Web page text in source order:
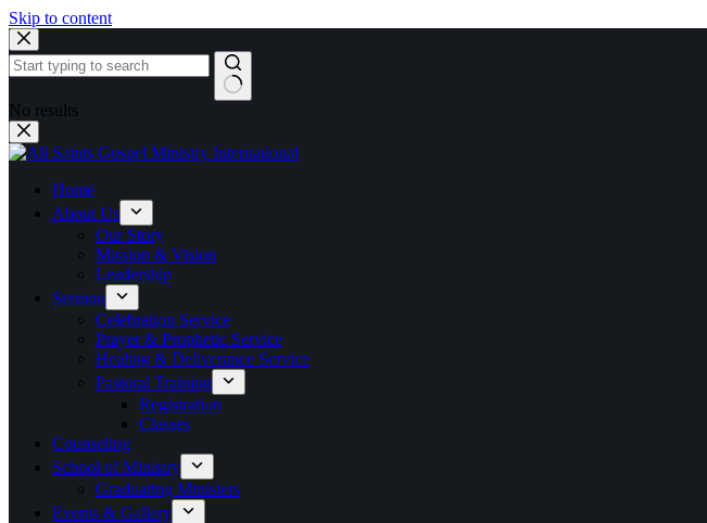
Skip to content
No results
Home
About Us
Our Story
Mission & Vision
Leadership
Sermon
Celebration Service
Prayer & Prophetic Service
Healing & Deliverance Service
Pastoral Training
Registration
Classes
Counseling
School of Ministry
Graduating Ministers
Events & Gallery